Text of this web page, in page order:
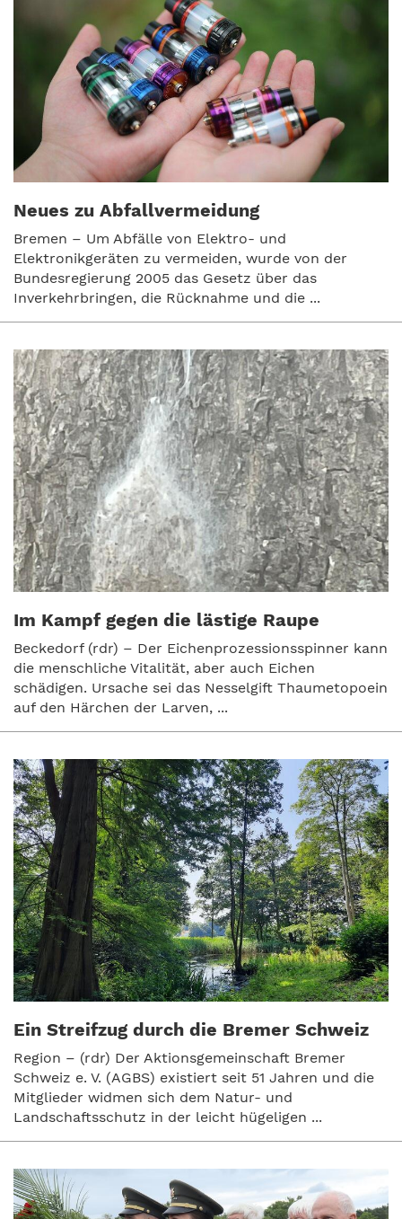
Neues zu Abfallvermeidung
Bremen – Um Abfälle von Elektro- und
Elektronikgeräten zu vermeiden, wurde von der
Bundesregierung 2005 das Gesetz über das
Inverkehrbringen, die Rücknahme und die ...
Im Kampf gegen die lästige Raupe
Beckedorf (rdr) – Der Eichenprozessionsspinner kann
die menschliche Vitalität, aber auch Eichen
schädigen. Ursache sei das Nesselgift Thaumetopoein
auf den Härchen der Larven, ...
Ein Streifzug durch die Bremer Schweiz
Region – (rdr) Der Aktionsgemeinschaft Bremer
Schweiz e. V. (AGBS) existiert seit 51 Jahren und die
Mitglieder widmen sich dem Natur- und
Landschaftsschutz in der leicht hügeligen ...